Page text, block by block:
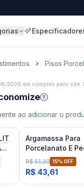
Pisos
2026 em compras pelo site.
?
ao adicionar o
Argamassa Para
Porcelanato E
Naturais Cinza
Inovatte 20 Kg
R$ 51,30 15% OFF
R$ 43,61